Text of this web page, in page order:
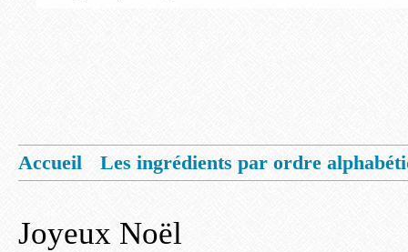
Accueil
Les ingrédients par ordre
Joyeux Noël